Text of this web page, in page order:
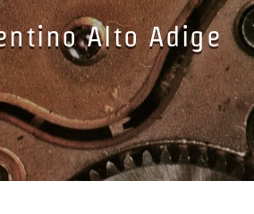
Alto Adige